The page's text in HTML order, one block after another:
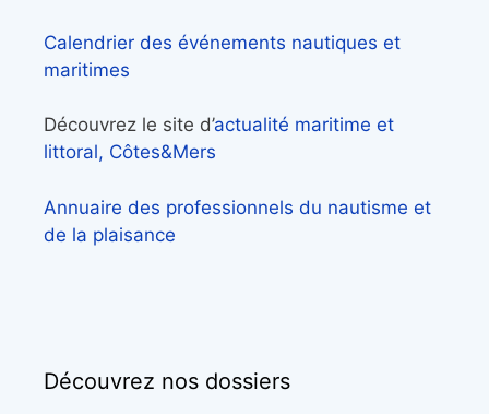
Calendrier des événements nautiques et
maritimes
Découvrez le site d’actualité maritime et
littoral, Côtes&Mers
Annuaire des professionnels du nautisme et
de la plaisance
Découvrez nos dossiers